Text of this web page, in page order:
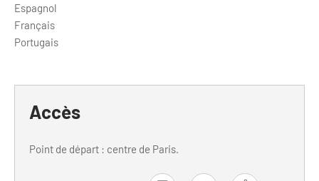
Espagnol
Français
Portugais
Accès
Point de départ : centre de Paris.